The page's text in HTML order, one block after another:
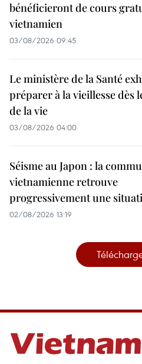
bénéficieront de cours
vietnamien
03/08/2026 09:45
Le ministère de la Santé
préparer à la vieillesse dès
de la vie
03/08/2026 04:00
Séisme au Japon : la
vietnamienne retrouve
progressivement une
02/08/2026 13:19